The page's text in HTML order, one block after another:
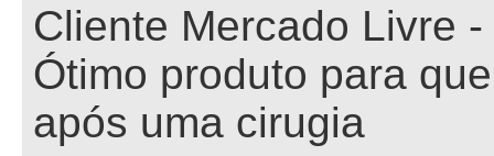
Cliente Mercado Livre
Ótimo produto para
após uma cirugia